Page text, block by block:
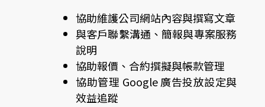
協助維護公司網站內容與撰寫文章
與客戶聯繫溝通、簡報與專案服務
說明
協助報價、合約撰擬與帳款管理
協助管理 Google 廣告投放設定與
效益追蹤